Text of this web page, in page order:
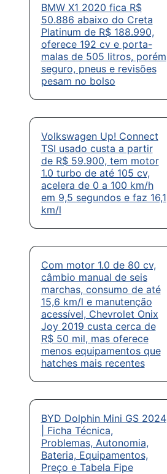
BMW X1 2020 fica R$
50.886 abaixo do Creta
Platinum de R$ 188.990,
oferece 192 cv e porta-
malas de 505 litros, porém
seguro, pneus e revisões
pesam no bolso
Volkswagen Up! Connect
TSI usado custa a partir
de R$ 59.900, tem motor
1.0 turbo de até 105 cv,
acelera de 0 a 100 km/h
em 9,5 segundos e faz 16,1
km/l
Com motor 1.0 de 80 cv,
câmbio manual de seis
marchas, consumo de até
15,6 km/l e manutenção
acessível, Chevrolet Onix
Joy 2019 custa cerca de
R$ 50 mil, mas oferece
menos equipamentos que
hatches mais recentes
BYD Dolphin Mini GS 2024
| Ficha Técnica,
Problemas, Autonomia,
Bateria, Equipamentos,
Preço e Tabela Fipe